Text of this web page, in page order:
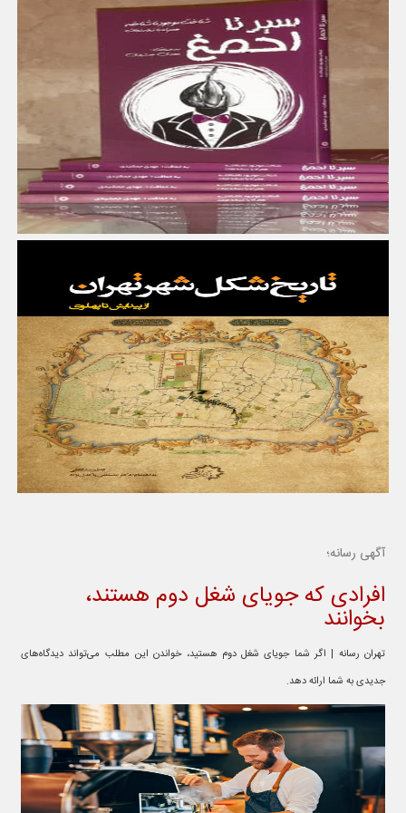
آگهی رسانه؛
افرادی که جویای شغل دوم هستند،
بخوانند
تهران رسانه | اگر شما جویای شغل دوم هستید، خواندن این مطلب می‌تواند دیدگاه‌های
جدیدی به شما ارائه دهد.